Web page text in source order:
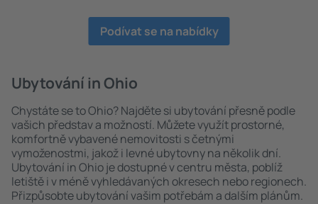
Podívat se na nabídky
Ubytování in Ohio
Chystáte se to Ohio? Najděte si ubytování přesně podle
vašich představ a možností. Můžete využít prostorné,
komfortně vybavené nemovitosti s četnými
vymoženostmi, jakož i levné ubytovny na několik dní.
Ubytování in Ohio je dostupné v centru města, poblíž
letiště i v méně vyhledávaných okresech nebo regionech.
Přizpůsobte ubytování vašim potřebám a dalším plánům.